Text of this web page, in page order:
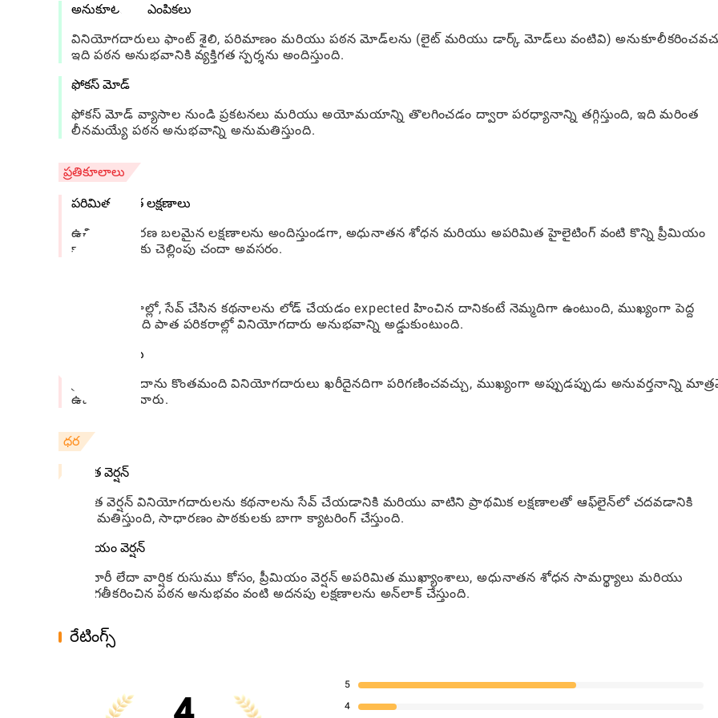
అనుకూలీకరణ ఎంపికలు
వినియోగదారులు ఫాంట్ శైలి, పరిమాణం మరియు పఠన మోడ్‌లను (లైట్ మరియు డార్క్ మోడ్‌లు వంటివి)
ఇది పఠన అనుభవానికి వ్యక్తిగత స్పర్శను అందిస్తుంది.
ఫోకస్ మోడ్
ఫోకస్ మోడ్ వ్యాసాల నుండి ప్రకటనలు మరియు అయోమయాన్ని తొలగించడం ద్వారా పరధ్యానాన్ని తగ్గిస్తుంది, ఇది మరింత
లీనమయ్యే పఠన అనుభవాన్ని అనుమతిస్తుంది.
ప్రతికూలాలు
పరిమిత ఉచిత లక్షణాలు
ఉచిత సంస్కరణ బలమైన లక్షణాలను అందిస్తుండగా, అధునాతన శోధన మరియు అపరిమిత హైలైటింగ్ వంటి కొన్ని ప్రీమియం
కార్యాచరణలకు చెల్లింపు చందా అవసరం.
కొన్ని సమయాల్లో, సేవ్ చేసిన కథనాలను లోడ్ చేయడం expected హించిన దానికంటే నెమ్మదిగా ఉంటుంది, ముఖ్యంగా పెద్ద
కంటెంట్‌తో, ఇది పాత పరికరాల్లో వినియోగదారు అనుభవాన్ని అడ్డుకుంటుంది.
చందా ఖర్చులు
ప్రీమియం చందాను కొంతమంది వినియోగదారులు ఖరీదైనదిగా పరిగణించవచ్చు, ముఖ్యంగా అప్పుడప్పుడు అనువర్తనాన్ని
ఉపయోగించేవారు.
ధర
ఉచిత వెర్షన్
ఉచిత వెర్షన్ వినియోగదారులను కథనాలను సేవ్ చేయడానికి మరియు వాటిని ప్రాథమిక లక్షణాలతో ఆఫ్‌లైన్‌లో చదవడానికి
అనుమతిస్తుంది, సాధారణం పాఠకులకు బాగా క్యాటరింగ్ చేస్తుంది.
ప్రీమియం వెర్షన్
నెలవారీ లేదా వార్షిక రుసుము కోసం, ప్రీమియం వెర్షన్ అపరిమిత ముఖ్యాంశాలు, అధునాతన శోధన సామర్థ్యాలు మరియు
వ్యక్తిగతీకరించిన పఠన అనుభవం వంటి అదనపు లక్షణాలను అన్‌లాక్ చేస్తుంది.
రేటింగ్స్
5
4